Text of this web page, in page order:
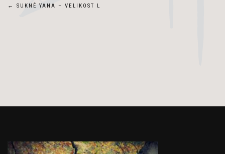
Navigace
← SUKNĚ YANA – VELIKOST L